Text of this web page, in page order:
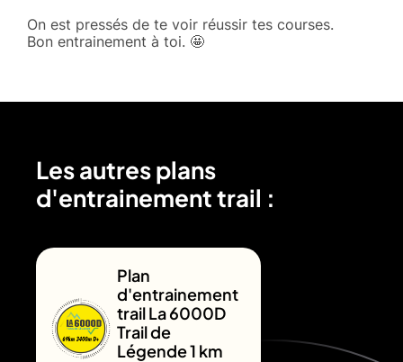
On est pressés de te voir réussir tes courses.
Bon entrainement à toi. 🤩
Les autres plans
d'entrainement trail :
Plan
d'entrainement
trail La 6000D
Trail de
Légende 1 km